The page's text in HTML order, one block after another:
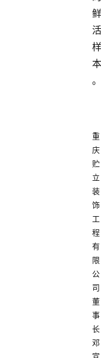
鲜
活
样
本
。
重
庆
贮
立
装
饰
工
程
有
限
公
司
董
事
长
邓